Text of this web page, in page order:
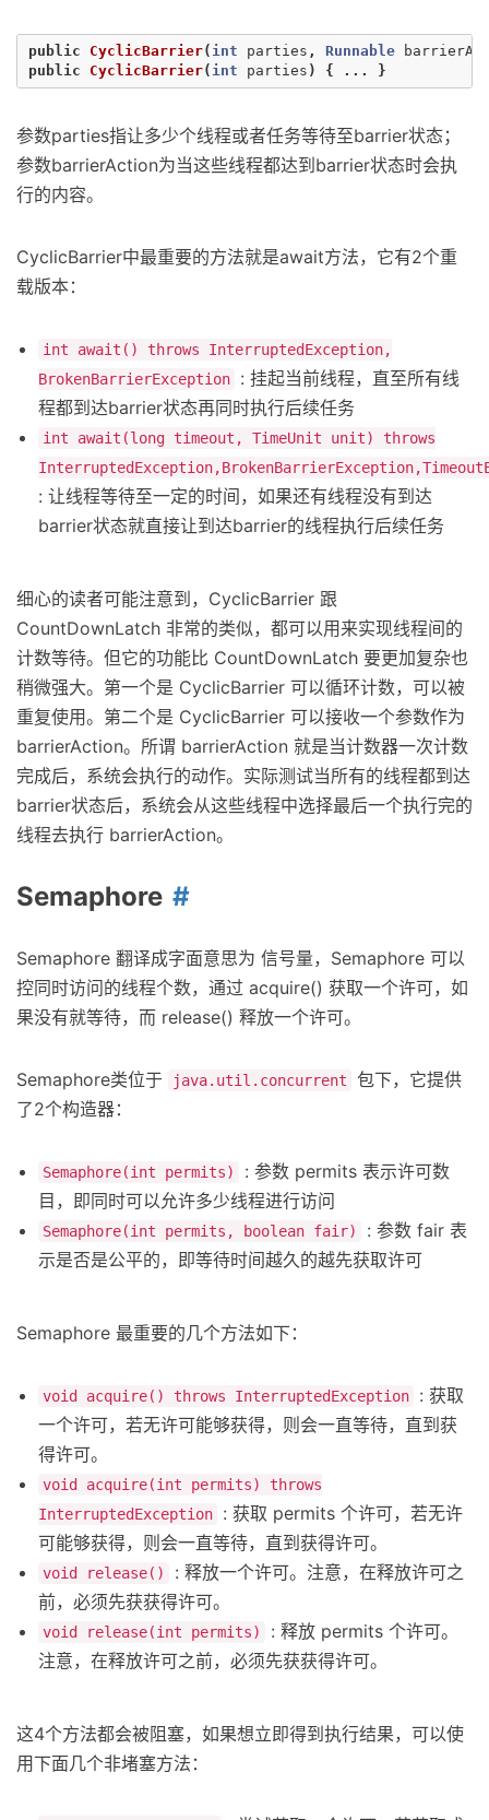
public CyclicBarrier( int parties , Runnable
public
CyclicBarrier( int parties ) { ... }
参数parties指让多少个线程或者任务等待至barrier状态；
参数barrierAction为当这些线程都达到barrier状态时会执
行的内容。
CyclicBarrier中最重要的方法就是await方法，它有2个重
载版本：
int await() throws InterruptedException,
BrokenBarrierException
: 挂起当前线程，直至所有线
程都到达barrier状态再同时执行后续任务
int await(long timeout, TimeUnit unit) throws
: 让线程等待至一定的时间，如果还有线程没有到达
barrier状态就直接让到达barrier的线程执行后续任务
细心的读者可能注意到，CyclicBarrier 跟
CountDownLatch 非常的类似，都可以用来实现线程间的
计数等待。但它的功能比 CountDownLatch 要更加复杂也
稍微强大。第一个是 CyclicBarrier 可以循环计数，可以被
重复使用。第二个是 CyclicBarrier 可以接收一个参数作为
barrierAction。所谓 barrierAction 就是当计数器一次计数
完成后，系统会执行的动作。实际测试当所有的线程都到达
barrier状态后，系统会从这些线程中选择最后一个执行完的
线程去执行 barrierAction。
Semaphore
Semaphore 翻译成字面意思为 信号量，Semaphore 可以
控同时访问的线程个数，通过 acquire() 获取一个许可，如
果没有就等待，而 release() 释放一个许可。
Semaphore类位于 java.util.concurrent
包下，它提供
了2个构造器：
Semaphore(int permits)
: 参数 permits 表示许可数
目，即同时可以允许多少线程进行访问
Semaphore(int permits, boolean fair)
: 参数 fair 表
示是否是公平的，即等待时间越久的越先获取许可
Semaphore 最重要的几个方法如下：
void acquire() throws InterruptedException
: 获取
一个许可，若无许可能够获得，则会一直等待，直到获
得许可。
void acquire(int permits) throws
InterruptedException
: 获取 permits 个许可，若无许
可能够获得，则会一直等待，直到获得许可。
void release()
: 释放一个许可。注意，在释放许可之
前，必须先获获得许可。
void release(int permits)
: 释放 permits 个许可。
注意，在释放许可之前，必须先获获得许可。
这4个方法都会被阻塞，如果想立即得到执行结果，可以使
用下面几个非堵塞方法：